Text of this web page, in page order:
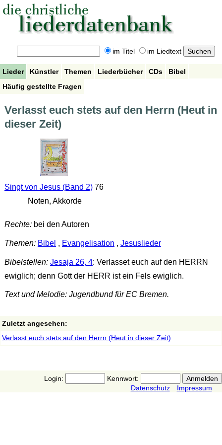
im Titel im Liedtext
Lieder Künstler Themen Liederbücher CDs
Bibel
Häufig gestellte Fragen
Verlasst euch stets auf den Herrn (Heut in
dieser Zeit)
Singt von Jesus (Band 2)76
Noten, Akkorde
Rechte:bei den Autoren
Themen: Bibel , Evangelisation , Jesuslieder
Bibelstellen: Jesaja 26, 4: Verlasset euch auf den HERRN
ewiglich; denn Gott der HERR ist ein Fels ewiglich.
Text und Melodie: Jugendbund für EC Bremen.
Zuletzt angesehen:
Verlasst euch stets auf den Herrn (Heut in dieser Zeit)
Login:
Kennwort:
Datenschutz
Impressum